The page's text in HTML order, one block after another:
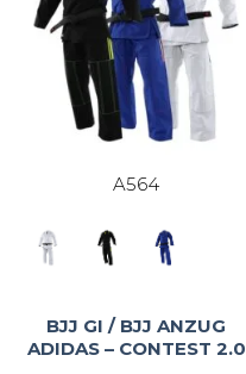
A564
BJJ GI / BJJ ANZUG
ADIDAS – CONTEST 2.0